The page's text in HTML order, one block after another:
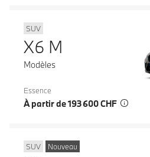
SUV
X6 M
Modèles
Essence
À partir de 193 600 CHF
SUV Nouveau